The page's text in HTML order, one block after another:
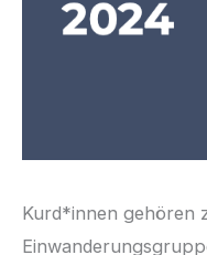
Kurd*innen gehören